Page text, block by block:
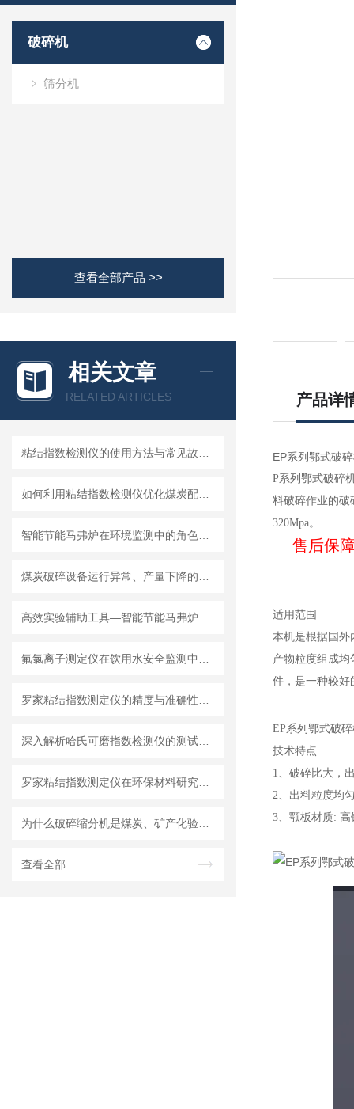
破碎机
筛分机
查看全部产品 >>
相关文章
RELATED ARTICLES
查看全部
产品详
EP系列鄂式破
P系列鄂式破碎
料破碎作业的破
320Mpa。
售后保障
适用范围
本机是根据国外
产物粒度组成
件，是一种较好
EP系列鄂式破
技术特点
1、破碎比大，
2、出料粒度均
3、颚板材质: 高